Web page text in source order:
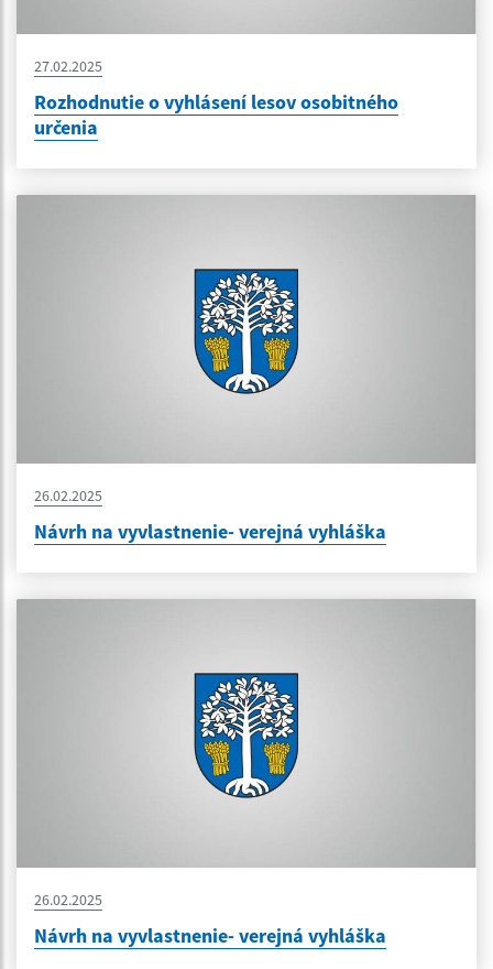
27.02.2025
Rozhodnutie o vyhlásení lesov osobitného
určenia
26.02.2025
Návrh na vyvlastnenie- verejná vyhláška
26.02.2025
Návrh na vyvlastnenie- verejná vyhláška